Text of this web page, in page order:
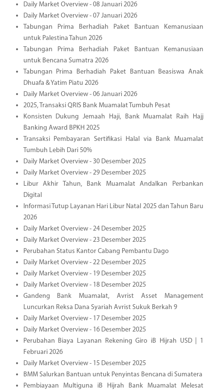
Daily Market Overview - 08 Januari 2026
Daily Market Overview - 07 Januari 2026
Tabungan Prima Berhadiah Paket Bantuan Kemanusiaan
untuk Palestina Tahun 2026
Tabungan Prima Berhadiah Paket Bantuan Kemanusiaan
untuk Bencana Sumatra 2026
Tabungan Prima Berhadiah Paket Bantuan Beasiswa Anak
Dhuafa & Yatim Piatu 2026
Daily Market Overview - 06 Januari 2026
2025, Transaksi QRIS Bank Muamalat Tumbuh Pesat
Konsisten Dukung Jemaah Haji, Bank Muamalat Raih Hajj
Banking Award BPKH 2025
Transaksi Pembayaran Sertifikasi Halal via Bank Muamalat
Tumbuh Lebih Dari 50%
Daily Market Overview - 30 Desember 2025
Daily Market Overview - 29 Desember 2025
Libur Akhir Tahun, Bank Muamalat Andalkan Perbankan
Digital
Informasi Tutup Layanan Hari Libur Natal 2025 dan Tahun Baru
2026
Daily Market Overview - 24 Desember 2025
Daily Market Overview - 23 Desember 2025
Perubahan Status Kantor Cabang Pembantu Dago
Daily Market Overview - 22 Desember 2025
Daily Market Overview - 19 Desember 2025
Daily Market Overview - 18 Desember 2025
Gandeng Bank Muamalat, Avrist Asset Management
Luncurkan Reksa Dana Syariah Avrist Sukuk Berkah 9
Daily Market Overview - 17 Desember 2025
Daily Market Overview - 16 Desember 2025
Perubahan Biaya Layanan Rekening Giro iB Hijrah USD | 1
Februari 2026
Daily Market Overview - 15 Desember 2025
BMM Salurkan Bantuan untuk Penyintas Bencana di Sumatera
Pembiayaan Multiguna iB Hijrah Bank Muamalat Melesat